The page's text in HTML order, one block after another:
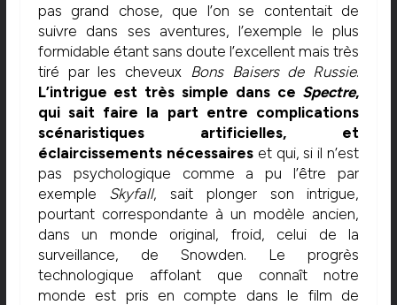
pas grand chose, que l’on se contentait de
suivre dans ses aventures, l’exemple le plus
formidable étant sans doute l’excellent mais très
tiré par les cheveux
Bons Baisers de Russie.
L’intrigue est très simple dans ce Spectre,
qui sait faire la part entre complications
scénaristiques artificielles, et
éclaircissements nécessaireset qui, si il n’est
pas psychologique comme a pu l’être par
exemple Skyfall, sait plonger son intrigue,
pourtant correspondante à un modèle ancien,
dans un monde original, froid, celui de la
surveillance, de Snowden. Le progrès
technologique affolant que connaît notre
monde est pris en compte dans le film de